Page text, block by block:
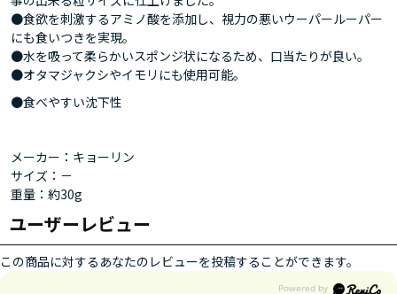
●食欲を刺激するアミノ酸を添加し、視力の悪いウーパールーパー
にも食いつきを実現。
●水を吸って柔らかいスポンジ状になるため、口当たりが良い。
●オタマジャクシやイモリにも使用可能。
●食べやすい沈下性
メーカー：キョーリン
サイズ：－
重量：約30g
ユーザーレビュー
この商品に対するあなたのレビューを投稿することができます。